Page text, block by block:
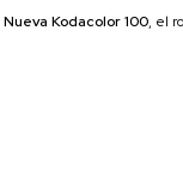
Nueva Kodacolor 100, el